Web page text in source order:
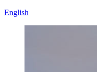
English